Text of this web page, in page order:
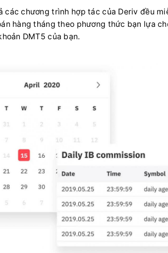
các chương trình hợp tác của Deriv đều
hàng tháng theo phương thức bạn lựa
DMT5 của bạn.